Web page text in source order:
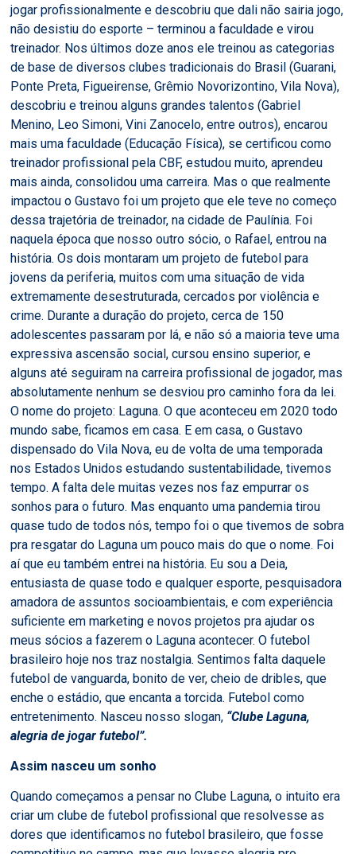
jogar profissionalmente e descobriu que dali não sairia jogo,
não desistiu do esporte – terminou a faculdade e virou
treinador. Nos últimos doze anos ele treinou as categorias
de base de diversos clubes tradicionais do Brasil (Guarani,
Ponte Preta, Figueirense, Grêmio Novorizontino, Vila Nova),
descobriu e treinou alguns grandes talentos (Gabriel
Menino, Leo Simoni, Vini Zanocelo, entre outros), encarou
mais uma faculdade (Educação Física), se certificou como
treinador profissional pela CBF, estudou muito, aprendeu
mais ainda, consolidou uma carreira. Mas o que realmente
impactou o Gustavo foi um projeto que ele teve no começo
dessa trajetória de treinador, na cidade de Paulínia. Foi
naquela época que nosso outro sócio, o Rafael, entrou na
história. Os dois montaram um projeto de futebol para
jovens da periferia, muitos com uma situação de vida
extremamente desestruturada, cercados por violência e
crime. Durante a duração do projeto, cerca de 150
adolescentes passaram por lá, e não só a maioria teve uma
expressiva ascensão social, cursou ensino superior, e
alguns até seguiram na carreira profissional de jogador, mas
absolutamente nenhum se desviou pro caminho fora da lei.
O nome do projeto: Laguna. O que aconteceu em 2020 todo
mundo sabe, ficamos em casa. E em casa, o Gustavo
dispensado do Vila Nova, eu de volta de uma temporada
nos Estados Unidos estudando sustentabilidade, tivemos
tempo. A falta dele muitas vezes nos faz empurrar os
sonhos para o futuro. Mas enquanto uma pandemia tirou
quase tudo de todos nós, tempo foi o que tivemos de sobra
pra resgatar do Laguna um pouco mais do que o nome. Foi
aí que eu também entrei na história. Eu sou a Deia,
entusiasta de quase todo e qualquer esporte, pesquisadora
amadora de assuntos socioambientais, e com experiência
suficiente em marketing e novos projetos pra ajudar os
meus sócios a fazerem o Laguna acontecer. O futebol
brasileiro hoje nos traz nostalgia. Sentimos falta daquele
futebol de vanguarda, bonito de ver, cheio de dribles, que
enche o estádio, que encanta a torcida. Futebol como
entretenimento. Nasceu nosso slogan, “Clube Laguna,
alegria de jogar futebol”.
Assim nasceu um sonho
Quando começamos a pensar no Clube Laguna, o intuito era
criar um clube de futebol profissional que resolvesse as
dores que identificamos no futebol brasileiro, que fosse